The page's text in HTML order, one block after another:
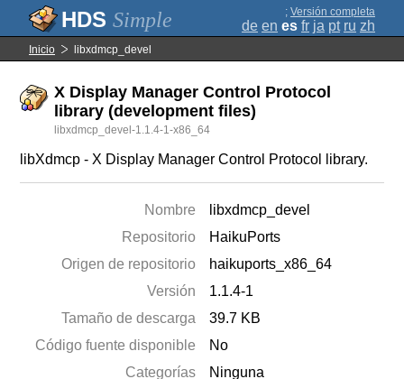
Simple ; Versión completa
de en es fr ja pt ru zh
Inicio libxdmcp_devel
X Display Manager Control Protocol
library (development files)
libxdmcp_devel-1.1.4-1-x86_64
libXdmcp - X Display Manager Control Protocol library.
Nombre
libxdmcp_devel
Repositorio
HaikuPorts
Origen de repositorio
haikuports_x86_64
Versión
1.1.4-1
Tamaño de descarga
39.7 KB
Código fuente disponible
No
Categorías
Ninguna